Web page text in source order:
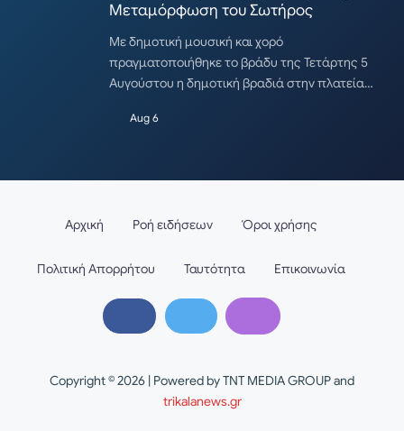
Μεταμόρφωση του Σωτήρος
Με δημοτική μουσική και χορό
πραγματοποιήθηκε το βράδυ της Τετάρτης 5
Αυγούστου η δημοτική βραδιά στην πλατεία…
Aug 6
Copyright © 2026 | Powered by TNT MEDIA GROUP and
trikalanews.gr
Αρχική Ροή ειδήσεων Όροι χρήσης
Πολιτική Απορρήτου Ταυτότητα Επικοινωνία